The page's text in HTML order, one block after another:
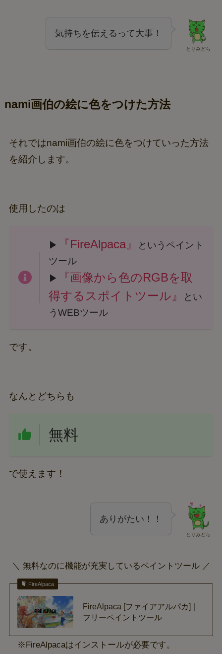
とりみどら
気持ちを伝えるって大事！
nami画伯の絵に色をつけた方法
それではnami画伯の絵に色をつけていった方法
を紹介します。
使用したのは
▶ 『FireAlpaca』
というペイント
ツール
▶
『画像から色のRGBを取
得するスポイトツール』
とい
うWEBツール
です。
なんとどちらも
無料
で使えます！
とりみどら
ありがたい！！
＼ 無料なのに機能が充実しているペイントツール ／
FireAlpaca
FireAlpaca [ファイアアルパカ]｜
フリーペイントツール
※FireAlpacaはインストールが必要です。